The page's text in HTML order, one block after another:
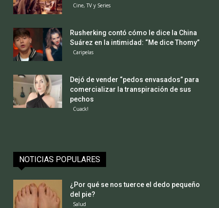
Cine, TV y Series
Rusherking contó cómo le dice la China
Suárez en la intimidad: “Me dice Thomy”
Caripelas
Dejó de vender “pedos envasados” para
comercializar la transpiración de sus
pechos
Cuack!
NOTICIAS POPULARES
¿Por qué se nos tuerce el dedo pequeño
del pie?
Salud